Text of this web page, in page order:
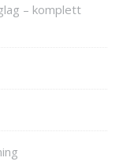
– komplett